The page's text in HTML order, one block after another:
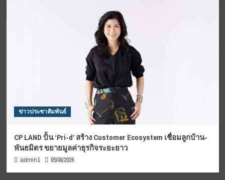
ข่าวประชาสัมพันธ์
CP LAND ปั้น ‘Pri-d’ สร้าง Customer Ecosystem เชื่อมลูกบ้าน-
พันธมิตร ขยายมูลค่าธุรกิจระยะยาว
admin1 05/08/2026